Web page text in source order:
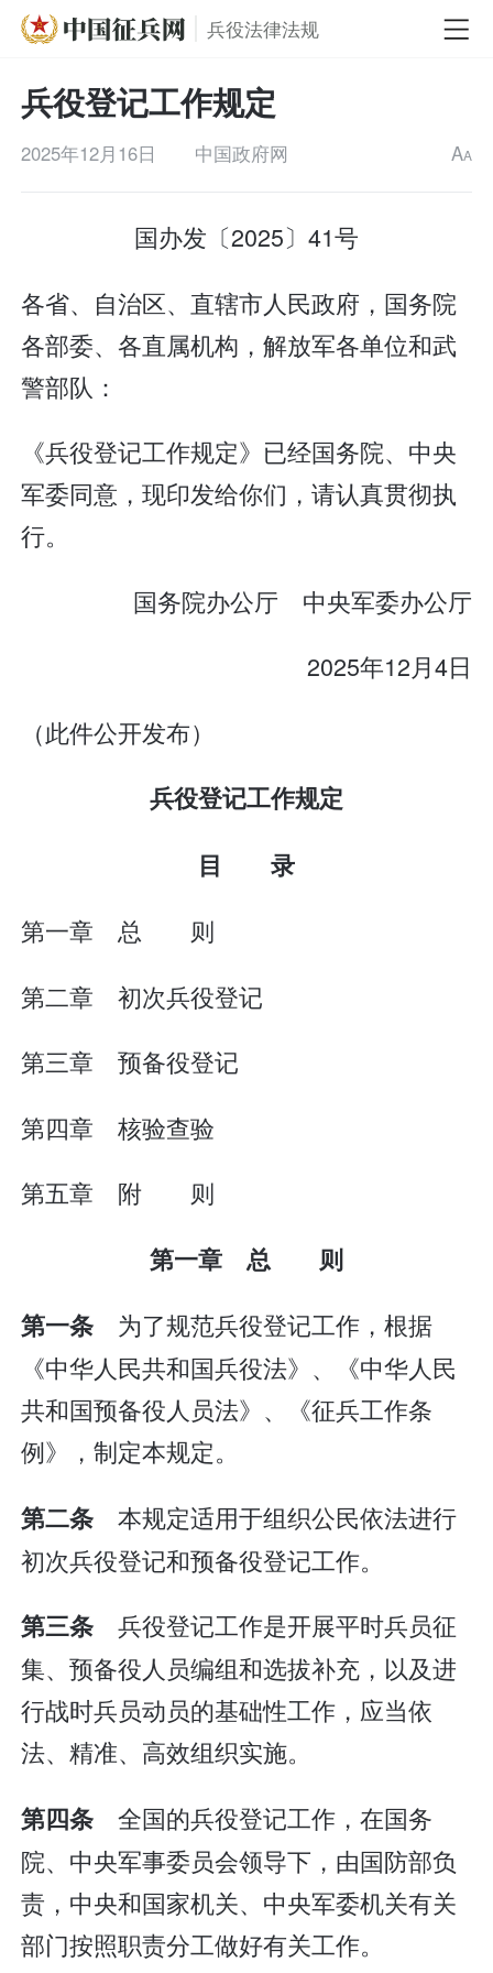
兵役法律法规
兵役登记工作规定
2025年12月16日 中国政府网 AA
国办发〔2025〕41号
各省、自治区、直辖市人民政府，国务院
各部委、各直属机构，解放军各单位和武
警部队：
《兵役登记工作规定》已经国务院、中央
军委同意，现印发给你们，请认真贯彻执
行。
国务院办公厅 中央军委办公厅
2025年12月4日
（此件公开发布）
兵役登记工作规定
目 录
第一章 总 则
第二章 初次兵役登记
第三章 预备役登记
第四章 核验查验
第五章 附 则
第一章 总 则
第一条 为了规范兵役登记工作，根据
《中华人民共和国兵役法》、《中华人民
共和国预备役人员法》、《征兵工作条
例》，制定本规定。
第二条本规定适用于组织公民依法进行
初次兵役登记和预备役登记工作。
第三条兵役登记工作是开展平时兵员征
集、预备役人员编组和选拔补充，以及进
行战时兵员动员的基础性工作，应当依
法、精准、高效组织实施。
第四条全国的兵役登记工作，在国务
院、中央军事委员会领导下，由国防部负
责，中央和国家机关、中央军委机关有关
部门按照职责分工做好有关工作。